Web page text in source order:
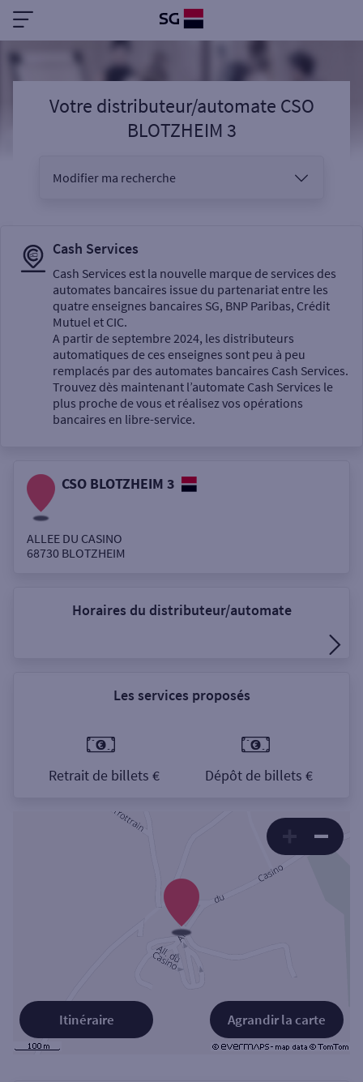
Votre distributeur/automate CSO
BLOTZHEIM 3
Modifier ma recherche
Sélectionnez votre recherche
Un service
Autour de moi
Cash Services
Cash Services est la nouvelle marque de services des
automates bancaires issue du partenariat entre les
quatre enseignes bancaires SG, BNP Paribas, Crédit
Mutuel et CIC.
A partir de septembre 2024, les distributeurs
automatiques de ces enseignes sont peu à peu
remplacés par des automates bancaires Cash Services.
Trouvez dès maintenant l’automate Cash Services le
plus proche de vous et réalisez vos opérations
bancaires en libre-service.
CSO BLOTZHEIM 3
ALLEE DU CASINO
68730 BLOTZHEIM
Horaires du distributeur/automate
Les services proposés
Retrait de billets € Dépôt de billets €
Agrandir la carte
Itinéraire